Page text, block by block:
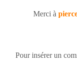
Merci à
Pour insérer un